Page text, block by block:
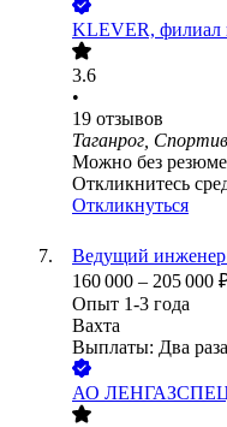
KLEVER, филиал
3.6
•
19 отзывов
Таганрог,
Можно без резюме
Откликнитесь
Откликнуться
Ведущий
160 000 – 205 000
Опыт 1-3 года
Вахта
Выплаты: Два
АО